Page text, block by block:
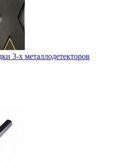
3-х металлодетекторов